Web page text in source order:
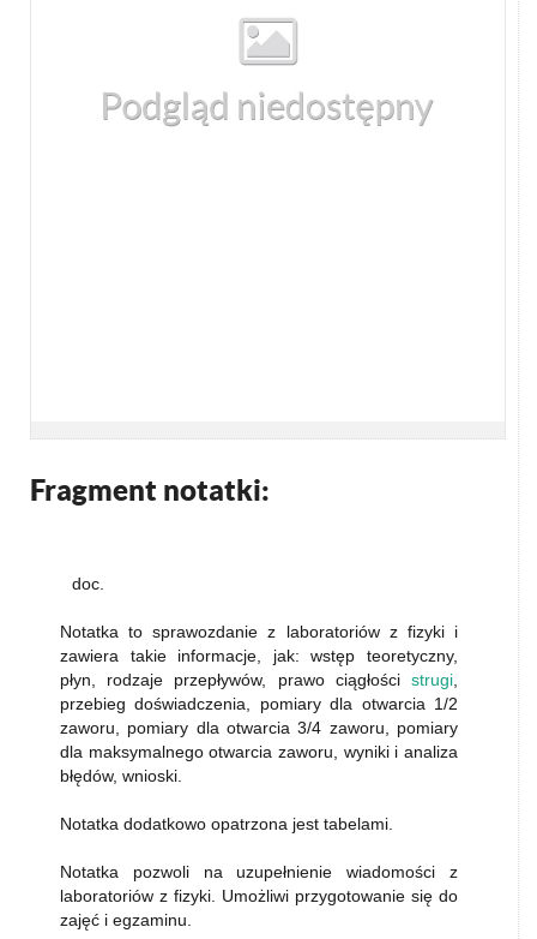
Fragment notatki:
doc.
Notatka to sprawozdanie z laboratoriów z fizyki i
zawiera takie informacje, jak: wstęp teoretyczny,
płyn, rodzaje przepływów, prawo ciągłości strugi
przebieg doświadczenia, pomiary dla otwarcia 1/2
zaworu, pomiary dla otwarcia 3/4 zaworu, pomiary
dla maksymalnego otwarcia zaworu, wyniki i analiza
błędów, wnioski.
Notatka dodatkowo opatrzona jest tabelami.
Notatka pozwoli na uzupełnienie wiadomości z
laboratoriów z fizyki. Umożliwi przygotowanie się do
zajęć i egzaminu.